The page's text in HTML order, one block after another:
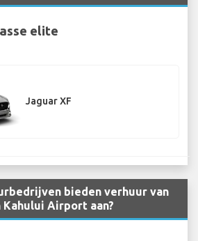
elite
Jaguar XF
bieden verhuur van
Airport aan?